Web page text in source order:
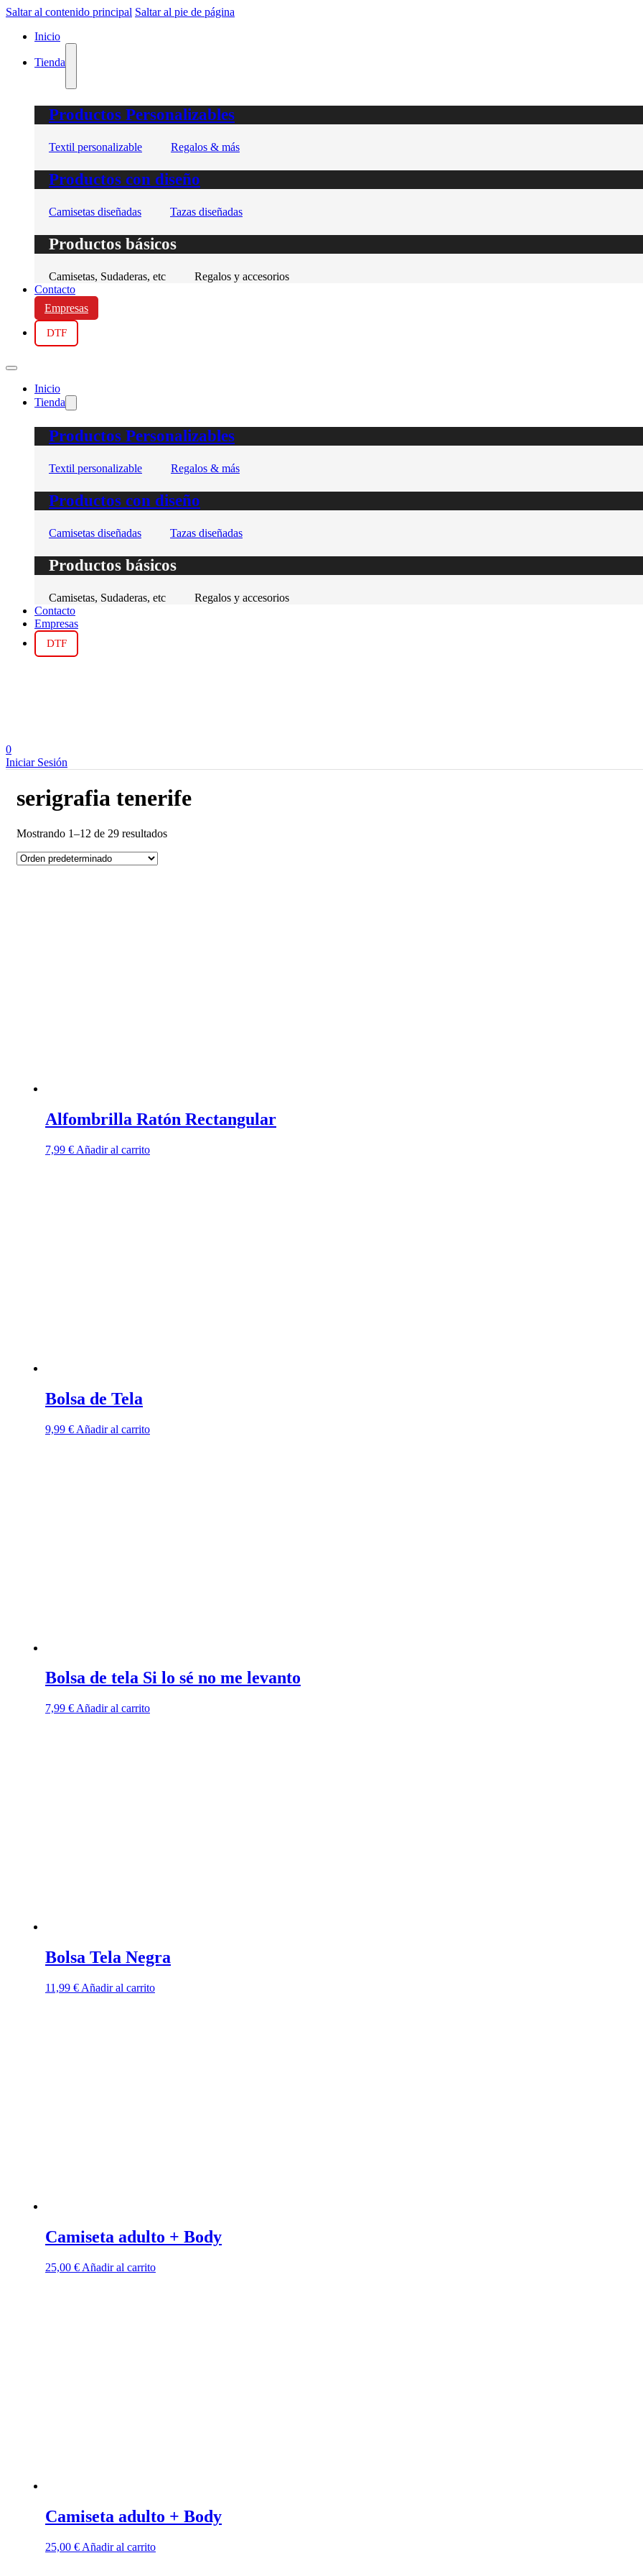
Saltar al contenido principal Saltar al pie de página
Inicio
Tienda
Productos Personalizables
Textil personalizable Regalos & más
Productos con diseño
Camisetas diseñadas Tazas diseñadas
Productos básicos
Camisetas, Sudaderas, etc
Regalos y accesorios
Contacto
Empresas
DTF
Inicio
Tienda
Productos Personalizables
Textil personalizable Regalos & más
Productos con diseño
Camisetas diseñadas Tazas diseñadas
Productos básicos
Camisetas, Sudaderas, etc
Regalos y accesorios
Contacto
Empresas
DTF
0
Iniciar Sesión
serigrafia tenerife
Mostrando 1–12 de 29 resultados
Alfombrilla Ratón Rectangular
7,99 € Añadir al carrito
Bolsa de Tela
9,99 € Añadir al carrito
Bolsa de tela Si lo sé no me levanto
7,99 € Añadir al carrito
Bolsa Tela Negra
11,99 € Añadir al carrito
Camiseta adulto + Body
25,00 € Añadir al carrito
Camiseta adulto + Body
25,00 € Añadir al carrito